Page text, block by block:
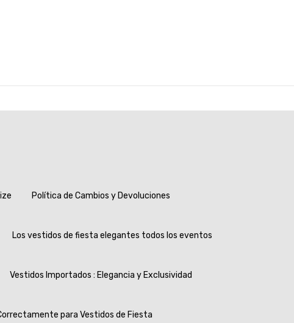
Política de Cambios y Devoluciones
Los vestidos de fiesta elegantes todos los eventos
Vestidos Importados : Elegancia y Exclusividad
para Vestidos de Fiesta